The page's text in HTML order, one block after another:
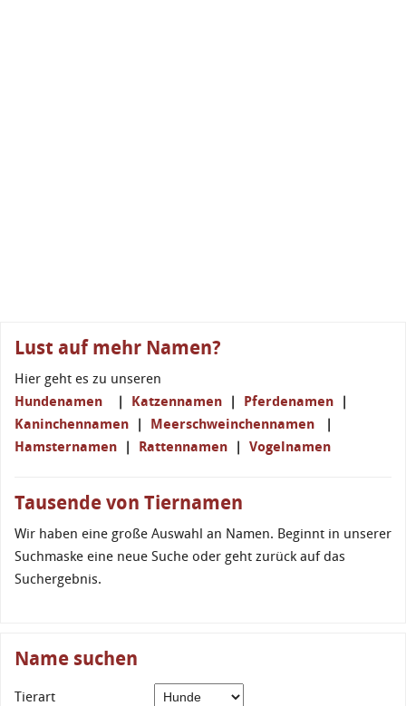
Lust auf mehr Namen?
Hier geht es zu unseren
Hundenamen | Katzennamen | Pferdenamen |
Kaninchennamen | Meerschweinchennamen |
Hamsternamen | Rattennamen | Vogelnamen
Tausende von Tiernamen
Wir haben eine große Auswahl an Namen. Beginnt in unserer
Suchmaske eine neue Suche oder geht zurück auf das
Suchergebnis.
Name suchen
Tierart